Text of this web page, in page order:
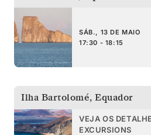
SÁB., 13 DE MAIO
17:30 - 18:15
Ilha Bartolomé, Equador
VEJA OS
EXCURSIONS